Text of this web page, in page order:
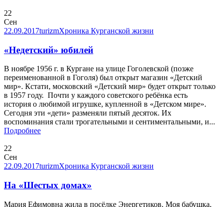
22
Сен
22.09.2017turizmХроника Курганской жизни
«Недетский» юбилей
В ноябре 1956 г. в Кургане на улице Гоголевской (позже
переименованной в Гоголя) был открыт магазин «Детский
мир». Кстати, московский «Детский мир» будет открыт только
в 1957 году. Почти у каждого советского ребёнка есть
история о любимой игрушке, купленной в «Детском мире».
Сегодня эти «дети» разменяли пятый десяток. Их
воспоминания стали трогательными и сентиментальными, и...
Подробнее
22
Сен
22.09.2017turizmХроника Курганской жизни
На «Шестых домах»
Мария Ефимовна жила в посёлке Энергетиков. Моя бабушка,